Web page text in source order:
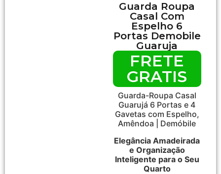
Guarda Roupa
Casal Com
Espelho 6
Portas Demobile
Guaruja
FRETE
GRATIS
Guarda-Roupa Casal
Guarujá 6 Portas e 4
Gavetas com Espelho,
Amêndoa | Demóbile
Elegância Amadeirada
e Organização
Inteligente para o Seu
Quarto